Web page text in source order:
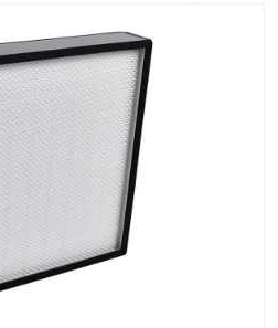
GMP车间净化
生命工程
食品饮料
光电车间